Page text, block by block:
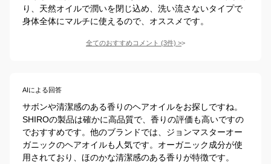
り、天然オイルで潤いを閉じ込め、洗い流さないタイプで
身体全体にマルチに使えるので、オススメです。
全てのおすすめコメント (3件) >
AIによる回答
サボンや清潔感のある香りのヘアオイルをお探しですね。
SHIROの製品は確かに高品質で、香りの評価も高いですの
でおすすめです。他のブランドでは、ジョンマスターオー
ガニックのヘアオイルも人気です。オーガニック成分が使
用されており、ほのかな清潔感のある香りが特徴です。